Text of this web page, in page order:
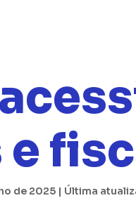
e
de 2025 | Última